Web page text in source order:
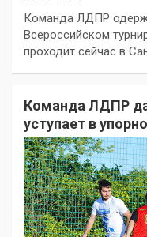
Команда ЛДПР
Всероссийском
проходит сейчас в
Команда ЛДПР
уступает в